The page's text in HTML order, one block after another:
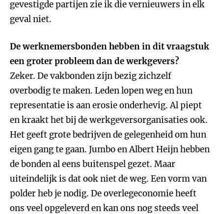
gevestigde partijen zie ik die vernieuwers in elk
geval niet.
De werknemersbonden hebben in dit vraagstuk
een groter probleem dan de werkgevers?
Zeker. De vakbonden zijn bezig zichzelf
overbodig te maken. Leden lopen weg en hun
representatie is aan erosie onderhevig. Al piept
en kraakt het bij de werkgeversorganisaties ook.
Het geeft grote bedrijven de gelegenheid om hun
eigen gang te gaan. Jumbo en Albert Heijn hebben
de bonden al eens buitenspel gezet. Maar
uiteindelijk is dat ook niet de weg. Een vorm van
polder heb je nodig. De overlegeconomie heeft
ons veel opgeleverd en kan ons nog steeds veel